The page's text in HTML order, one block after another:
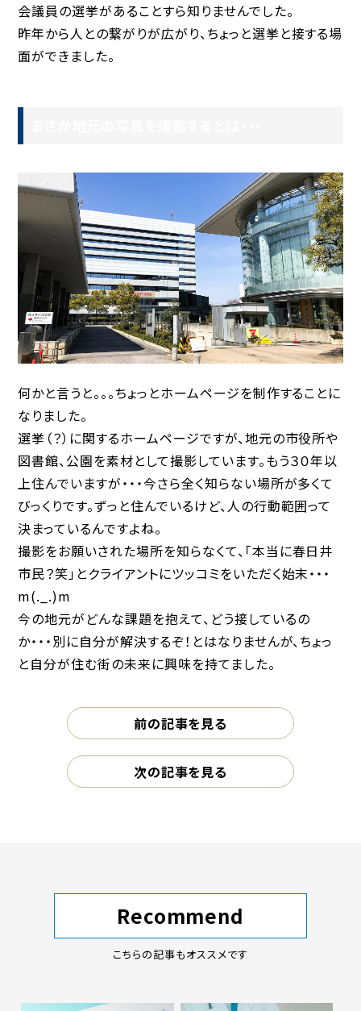
会議員の選挙があることすら知りませんでした。
昨年から人との繋がりが広がり、ちょっと選挙と接する場
面ができました。
何かと言うと。。。ちょっとホームページを制作することに
なりました。
選挙（？）に関するホームページですが、地元の市役所や
図書館、公園を素材として撮影しています。もう３０年以
上住んでいますが・・・今さら全く知らない場所が多くて
びっくりです。ずっと住んでいるけど、人の行動範囲って
決まっているんですよね。
撮影をお願いされた場所を知らなくて、「本当に春日井
市民？笑」とクライアントにツッコミをいただく始末・・・
m(._.)m
今の地元がどんな課題を抱えて、どう接しているの
か・・・別に自分が解決するぞ！とはなりませんが、ちょっ
と自分が住む街の未来に興味を持てました。
前の記事を見る
次の記事を見る
Recommend
こちらの記事もオススメです